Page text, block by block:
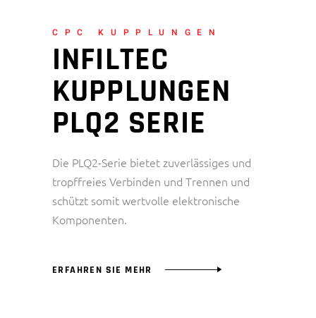
CPC KUPPLUNGEN
INFILTEC
KUPPLUNGEN
PLQ2 SERIE
Die PLQ2-Serie bietet zuverlässiges und
tropffreies Verbinden und Trennen und
schützt somit wertvolle elektronische
Komponenten.
ERFAHREN SIE MEHR